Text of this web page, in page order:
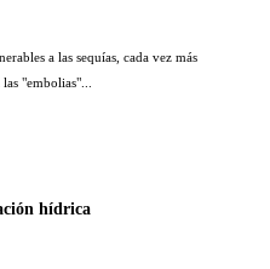
a las sequías, cada vez más
"embolias"...
hídrica